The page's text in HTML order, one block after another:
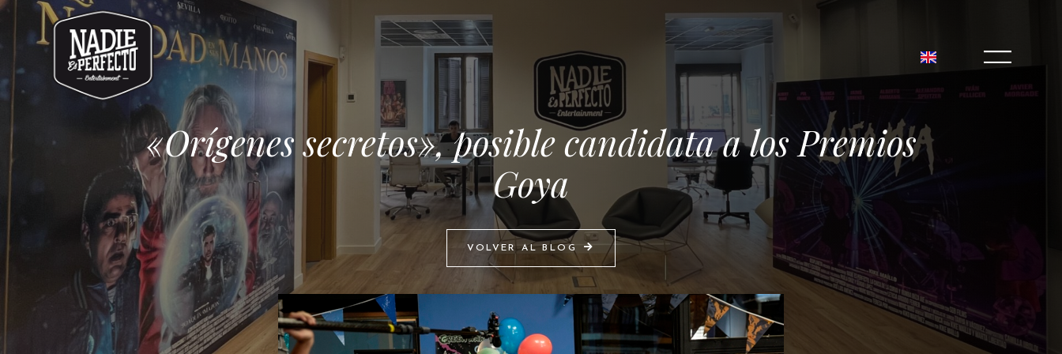
«Orígenes secretos», posible candidata a los Premios
Goya
VOLVER AL BLOG